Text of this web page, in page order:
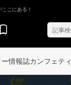
こにある！
情報誌カンフェティ